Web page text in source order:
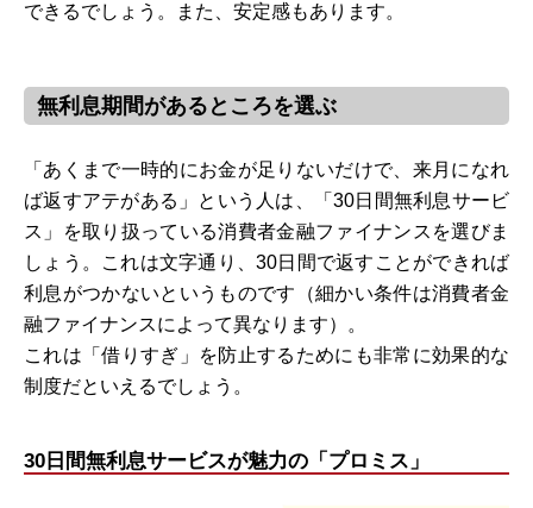
できるでしょう。また、安定感もあります。
無利息期間があるところを選ぶ
「あくまで一時的にお金が足りないだけで、来月になれ
ば返すアテがある」という人は、「30日間無利息サービ
ス」を取り扱っている消費者金融ファイナンスを選びま
しょう。これは文字通り、30日間で返すことができれば
利息がつかないというものです（細かい条件は消費者金
融ファイナンスによって異なります）。
これは「借りすぎ」を防止するためにも非常に効果的な
制度だといえるでしょう。
30日間無利息サービスが魅力の「プロミス」